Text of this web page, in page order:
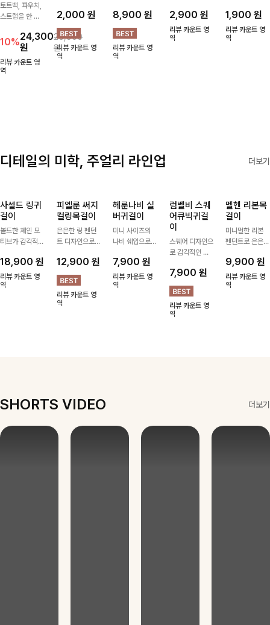
토트백, 파우치,
스트랩을 한 번
ITEM활용도 높
게 어디에든 다
양하게 즐겨주세
요 ;)
10%24,300
원
26,900
원
리뷰 카운트 영
역
음도 당당해지세
요:-)
2,000 원
리뷰 카운트 영
역
에 자연스럽게
어우러지는 볼
캡!베이직한 컬
러와 깔끔한 쉐
입으로 캐주얼부
8,900원
리뷰 카운트 영
역
트로 스타일에
센스를 더해주는
아이템, 탄탄한
2,900 원
리뷰 카운트 영
역
데일리로 신기
좋은 덧신이에요
^^
1,900원
리뷰 카운트 영
역
디테일의 미학, 주얼리 라인업 더보기
사셀드 링귀
걸이
볼드한 체인 모
티브가 감각적인
는 귀걸이- 심플
하면서도 존재감
있는 디자인으로
18,900 원
리뷰 카운트 영
역
피엘룬 써지
컬링목걸이
은은한 링 펜던
트 디자인으로
써지컬스틸 소재
로 변색 걱정 없
이 데일리로 착
용하기 좋아요-
12,900 원
리뷰 카운트 영
역
헤룬나비 실
버귀걸이
미니 사이즈의
나비 쉐입으로
내어줄 이어링,
과하지 않은 포
인트가 되어줘
7,900원
리뷰 카운트 영
역
럼벨비 스퀘
어큐빅귀걸
이
스퀘어 디자인으
로 감각적인 무
안에 큐빅을 담
아 더욱 고급스
럽게 연출되는
귀걸이에요~!
7,900 원
리뷰 카운트 영
역
멜헨 리본목
걸이
미니멀한 리본
펜던트로 은은한
는 목걸이예요.
골드, 실버 컬러
로 구성돼 어떤
9,900원
리뷰 카운트 영
역
SHORTS VIDEO 더보기